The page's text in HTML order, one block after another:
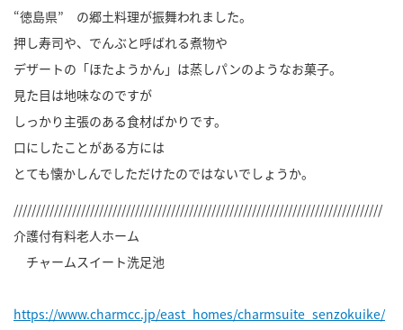
“徳島県” の郷土料理が振舞われました。
押し寿司や、でんぶと呼ばれる煮物や
デザートの「ほたようかん」は蒸しパンのようなお菓子。
見た目は地味なのですが
しっかり主張のある食材ばかりです。
口にしたことがある方には
とても懐かしんでしただけたのではないでしょうか。
//////////////////////////////////////////////////////////////////////////////////
介護付有料老人ホーム
チャームスイート洗足池
https://www.charmcc.jp/east_homes/charmsuite_senzokuike/